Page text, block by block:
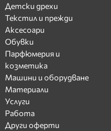
Детски дрехи
Текстил и прежди
Аксесоари
Обувки
Парфюмерия и
козметика
Машини и оборудване
Материали
Услуги
Работа
Други оферти